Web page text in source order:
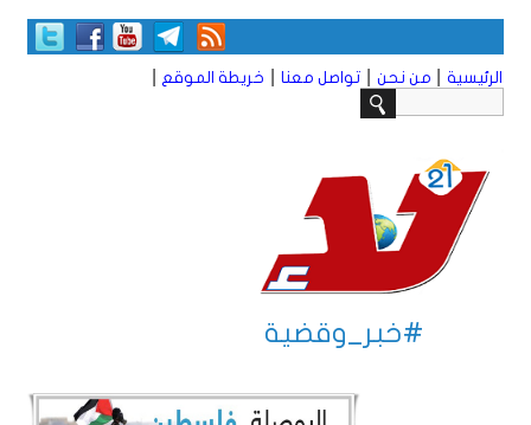
الرئيسية من نحن تواصل معنا خريطة الموقع
#خبر_وقضية